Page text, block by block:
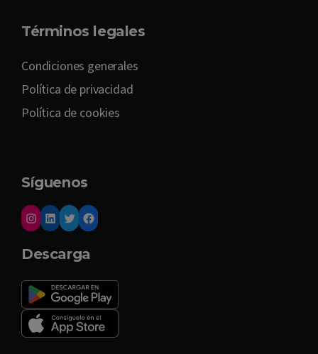
Términos legales
Condiciones generales
Política de privacidad
Política de cookies
Síguenos
Descarga